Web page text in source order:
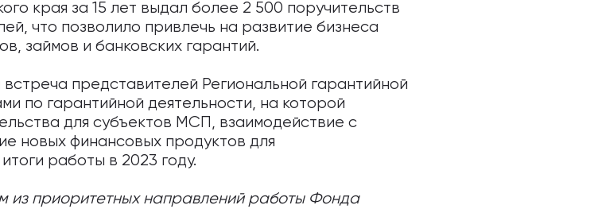
края за 15 лет выдал более 2 500 поручительств
что позволило привлечь на развитие бизнеса
займов и банковских гарантий.
представителей Региональной гарантийной
по гарантийной деятельности, на которой
для субъектов МСП, взаимодействие с
новых финансовых продуктов для
работы в 2023 году.
из приоритетных направлений работы Фонда